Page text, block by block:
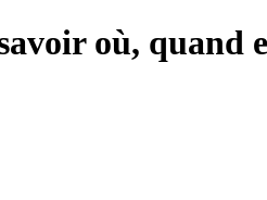
où, quand